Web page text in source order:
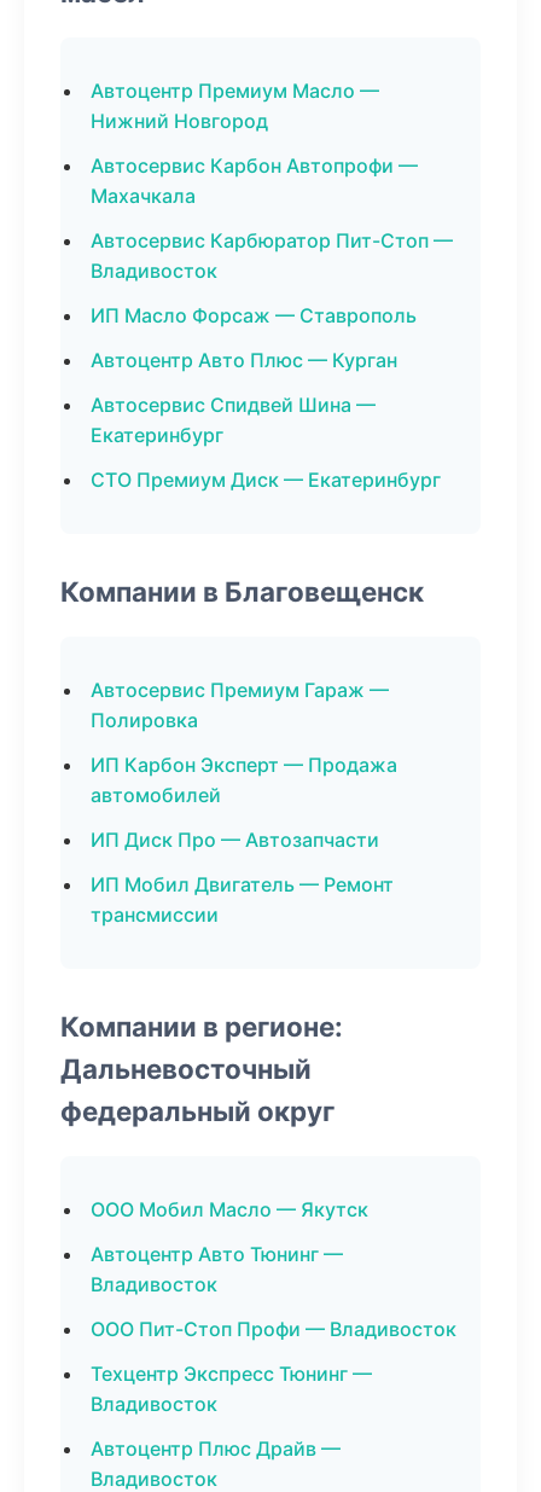
Автоцентр Премиум Масло —
Нижний Новгород
Автосервис Карбон Автопрофи —
Махачкала
Автосервис Карбюратор Пит-Стоп —
Владивосток
ИП Масло Форсаж — Ставрополь
Автоцентр Авто Плюс — Курган
Автосервис Спидвей Шина —
Екатеринбург
СТО Премиум Диск — Екатеринбург
Компании в Благовещенск
Автосервис Премиум Гараж —
Полировка
ИП Карбон Эксперт — Продажа
автомобилей
ИП Диск Про — Автозапчасти
ИП Мобил Двигатель — Ремонт
трансмиссии
Компании в регионе:
Дальневосточный
федеральный округ
ООО Мобил Масло — Якутск
Автоцентр Авто Тюнинг —
Владивосток
ООО Пит-Стоп Профи — Владивосток
Техцентр Экспресс Тюнинг —
Владивосток
Автоцентр Плюс Драйв —
Владивосток